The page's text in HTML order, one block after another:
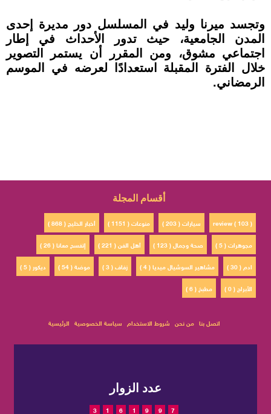
وتجسد ميرنا وليد في المسلسل دور مديرة إحدى
المدن الجامعية، حيث تدور الأحداث في إطار
اجتماعي مشوق، ومن المقرر أن يستمر التصوير
خلال الفترة المقبلة استعدادًا لعرضه في الموسم
الرمضاني.
أقسام المجلة
أخبار الخليج ( 868 ) منوعات ( 1151 ) سيارات ( 203 )
review ( 103 )
إتفسح معانا ( 26 )
أهل الفن ( 221 ) صحة وجمال ( 123 )
مجوهرات ( 5 )
ديكور ( 5 )
موضة ( 54 ) زفاف ( 3 ) مشاهير السوشيال ميديا ( 4 )
ادم ( 30 )
مطبخ ( 6 )
الأبراج ( 0 )
الرئيسية سياسة الخصوصية شروط الاستخدام من نحن اتصل بنا
عدد الزوار
3 1 6 1 9 9 7